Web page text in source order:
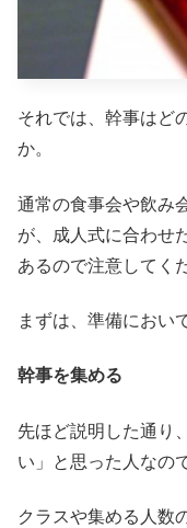
それでは、幹事はど
か。
通常の食事会や飲み
が、成人式に合わせ
あるので注意してく
まずは、準備におい
幹事を集める
先ほど説明した通り
い」と思った人なの
クラスや集める人数